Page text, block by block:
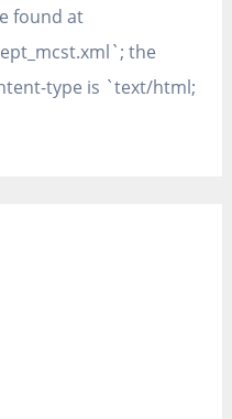
found at
the
type is `text/html;